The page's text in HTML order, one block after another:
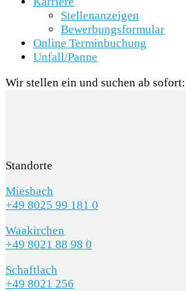
Stellenanzeigen
Bewerbungsformular
Online Terminbuchung
Unfall/Panne
Wir stellen ein und suchen ab sofort:
Standorte
Miesbach
+49 8025 99 181 0
Waakirchen
+49 8021 88 98 0
Schaftlach
+49 8021 256